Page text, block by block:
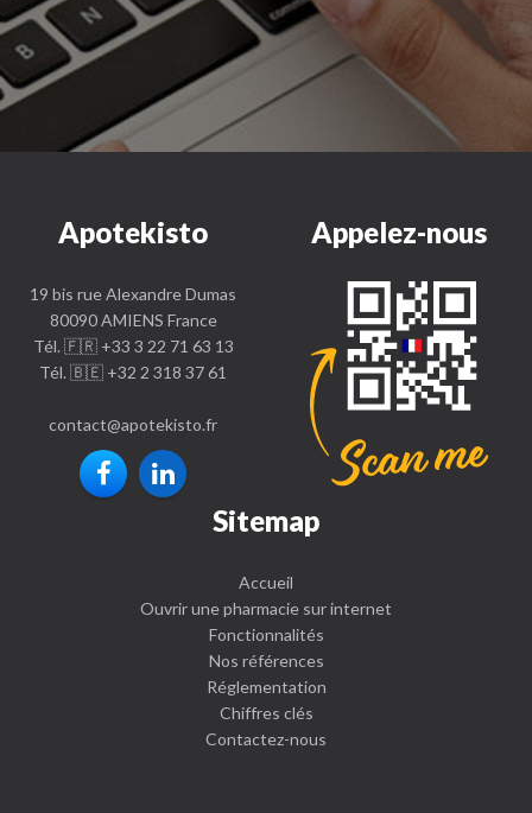
Apotekisto
19 bis rue Alexandre Dumas
80090 AMIENS France
Tél. 🇫🇷 +33 3 22 71 63 13
Tél. 🇧🇪 +32 2 318 37 61
contact@apotekisto.fr
Appelez-nous
Sitemap
Accueil
Ouvrir une pharmacie sur internet
Fonctionnalités
Nos références
Réglementation
Chiffres clés
Contactez-nous